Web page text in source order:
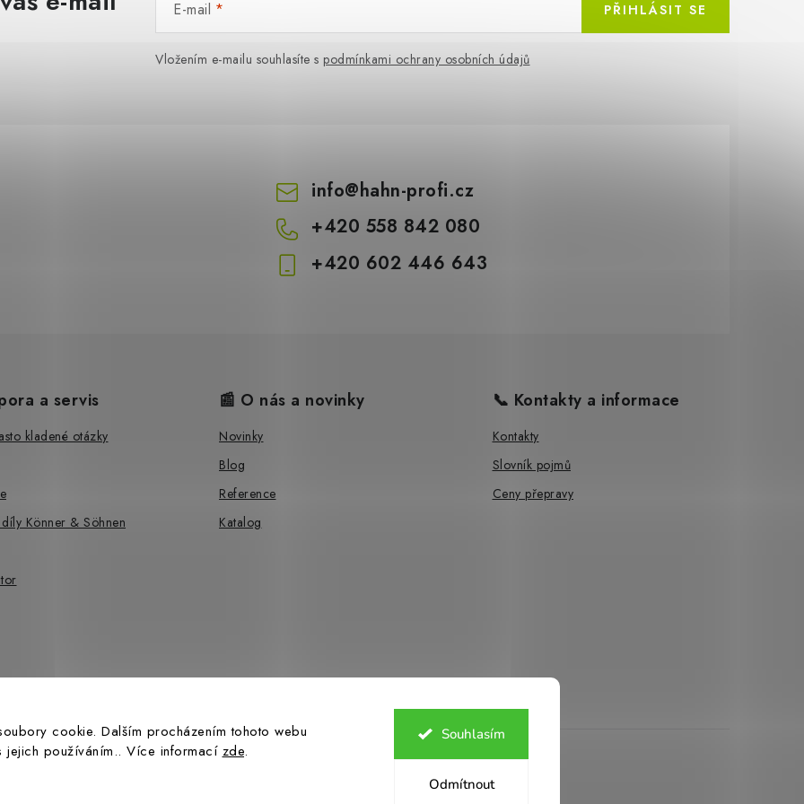
cookie. Dalším procházením tohoto webu
jejich používáním.. Více informací zde.
Odmítnout
Souhlasím
E-mail
Vložením e-mailu souhlasíte s podmínkami ochrany osobních údajů
PŘIHLÁSIT SE
info@hahn-profi.cz
+420 558 842 080
+420 602 446 643
a servis
kladené otázky
Könner & Söhnen
📰 O nás a novinky
Novinky
Blog
Reference
Katalog
📞 Kontakty a informace
Kontakty
Slovník pojmů
Ceny přepravy